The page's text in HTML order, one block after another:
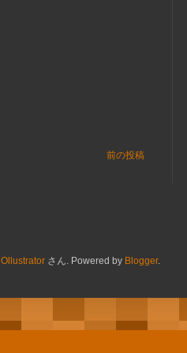
前の投稿
Ollustrator さん. Powered by Blogger.